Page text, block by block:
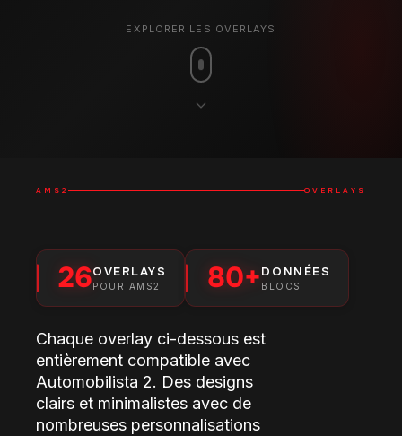
EXPLORER LES OVERLAYS
AMS2 OVERLAYS
26OVERLAYS
POUR AMS2 80+DONNÉES
BLOCS
Chaque overlay ci-dessous est
entièrement compatible avec
Automobilista 2. Des designs
clairs et minimalistes avec de
nombreuses personnalisations